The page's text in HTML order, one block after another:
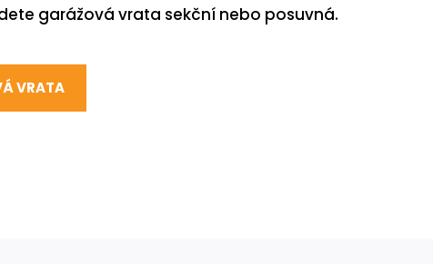
garážová vrata sekční nebo posuvná.
VRATA